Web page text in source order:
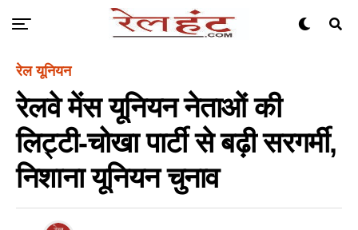
रेल यूनियन
रेलवे मेंस यूनियन नेताओं की
लिट्टी-चोखा पार्टी से बढ़ी सरगर्मी,
निशाना यूनियन चुनाव